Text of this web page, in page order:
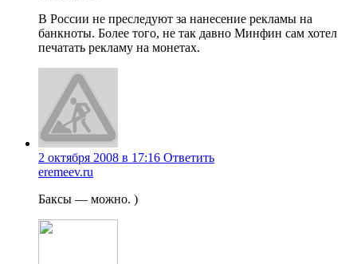
В России не преследуют за нанесение рекламы на
банкноты. Более того, не так давно Минфин сам хотел
печатать рекламу на монетах.
2 октября 2008 в 17:16 Ответить
eremeev.ru
Баксы — можно. )